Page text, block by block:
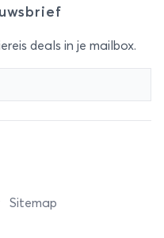
deals in je mailbox.
Sitemap